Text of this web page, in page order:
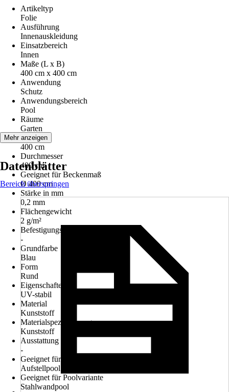
Artikeltyp
Folie
Ausführung
Innenauskleidung
Einsatzbereich
Innen
Maße (L x B)
400 cm x 400 cm
Anwendung
Schutz
Anwendungsbereich
Pool
Räume
Garten
Länge
400 cm
Durchmesser
400 cm
Geeignet für Beckenmaß
Ø 400 cm
Stärke in mm
0,2 mm
Flächengewicht
2 g/m²
Befestigungsart
-
Grundfarbe
Blau
Form
Rund
Eigenschaften
UV-stabil
Material
Kunststoff
Materialspezifizierung
Kunststoff
Ausstattung
-
Geeignet für Poolausführung
Aufstellpool
Geeignet für Poolvariante
Stahlwandpool
Mehr anzeigen
Datenblätter
Bereich überspringen